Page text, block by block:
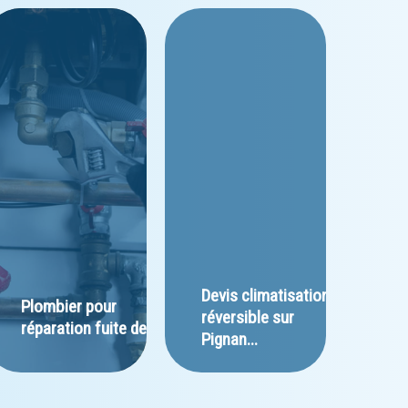
Plombier pour
réparation fuite de...
﻿Devis climatisation
réversible sur
Pignan...